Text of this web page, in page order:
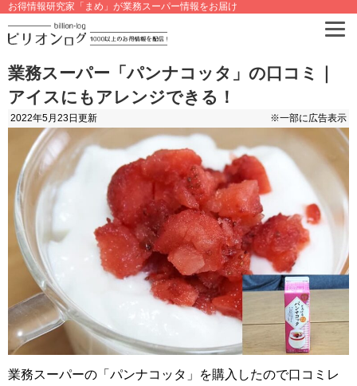
お得情報研究家「まめ」が業務スーパー情報をお届け
業務スーパー「パンナコッタ」の口コミ｜
アイスにもアレンジできる！
2022年5月23日 更新 ※一部に広告表示
業務スーパーの「パンナコッタ」を購入したので口コミレ